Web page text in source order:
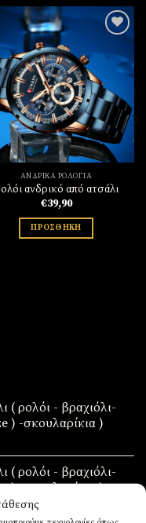
Πρόσθήκη
στην
λίστα
επιθυμιών
ΑΝΔΡΙΚΆ ΡΟΛΌΓΙΑ
ανδρικό από ατσάλι
€39,90
ΠΡΟΣΘΉΚΗ
( ρολόι - βραχιόλι-
) -σκουλαρίκια )
( ρολόι - βραχιόλι-
) -σκουλαρίκια )